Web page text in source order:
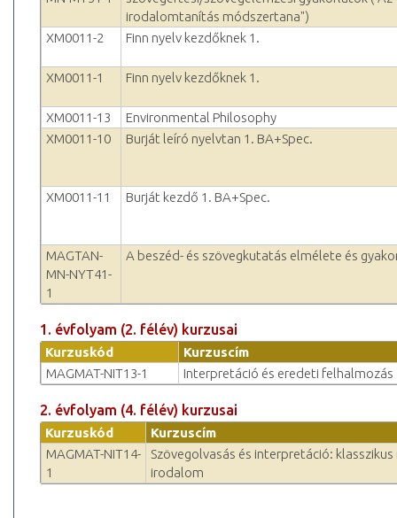
irodalomtanítás módszertana")
XM0011-2
Finn nyelv kezdőknek 1.
XM0011-1 Finn nyelv kezdőknek 1.
XM0011-13
Environmental Philosophy
XM0011-10
Burját leíró nyelvtan 1. BA+Spec.
XM0011-11 Burját kezdő 1. BA+Spec.
MAGTAN-
MN-NYT41-
1
A beszéd- és szövegkutatás elmélete és
1. évfolyam (2. félév) kurzusai
Kurzuskód
Kurzuscím
MAGMAT-NIT13-1
Interpretáció és eredeti felhalmozás
2. évfolyam (4. félév) kurzusai
Kurzuskód
Kurzuscím
MAGMAT-NIT14-
1
Szövegolvasás és interpretáció: klasszikus
irodalom